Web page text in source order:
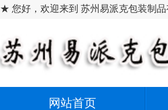
★ 您好，欢迎来到 苏州易派克包装制品
网站首页